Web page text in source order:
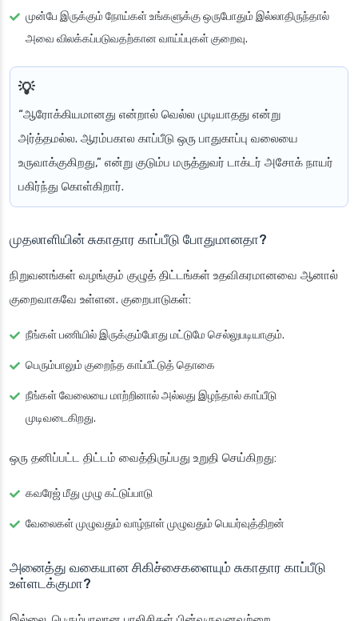
முன்பே இருக்கும் நோய்கள் உங்களுக்கு ஒருபோதும் இல்லாதிருந்தால்
அவை விலக்கப்படுவதற்கான வாய்ப்புகள் குறைவு.
“ஆரோக்கியமானது என்றால் வெல்ல முடியாதது என்று
அர்த்தமல்ல. ஆரம்பகால காப்பீடு ஒரு பாதுகாப்பு வலையை
உருவாக்குகிறது,” என்று குடும்ப மருத்துவர் டாக்டர் அசோக் நாயர்
பகிர்ந்து கொள்கிறார்.
முதலாளியின் சுகாதார காப்பீடு போதுமானதா?
நிறுவனங்கள் வழங்கும் குழுத் திட்டங்கள் உதவிகரமானவை ஆனால்
குறைவாகவே உள்ளன. குறைபாடுகள்:
நீங்கள் பணியில் இருக்கும்போது மட்டுமே செல்லுபடியாகும்.
பெரும்பாலும் குறைந்த காப்பீட்டுத் தொகை
நீங்கள் வேலையை மாற்றினால் அல்லது இழந்தால் காப்பீடு
முடிவடைகிறது.
ஒரு தனிப்பட்ட திட்டம் வைத்திருப்பது உறுதி செய்கிறது:
கவரேஜ் மீது முழு கட்டுப்பாடு
வேலைகள் முழுவதும் வாழ்நாள் முழுவதும் பெயர்வுத்திறன்
அனைத்து வகையான சிகிச்சைகளையும் சுகாதார காப்பீடு
உள்ளடக்குமா?